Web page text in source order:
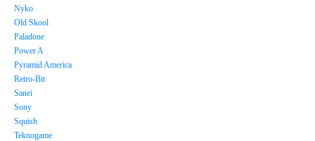
Nyko
Old Skool
Paladone
Power A
Pyramid America
Retro-Bit
Sanei
Sony
Squish
Teknogame